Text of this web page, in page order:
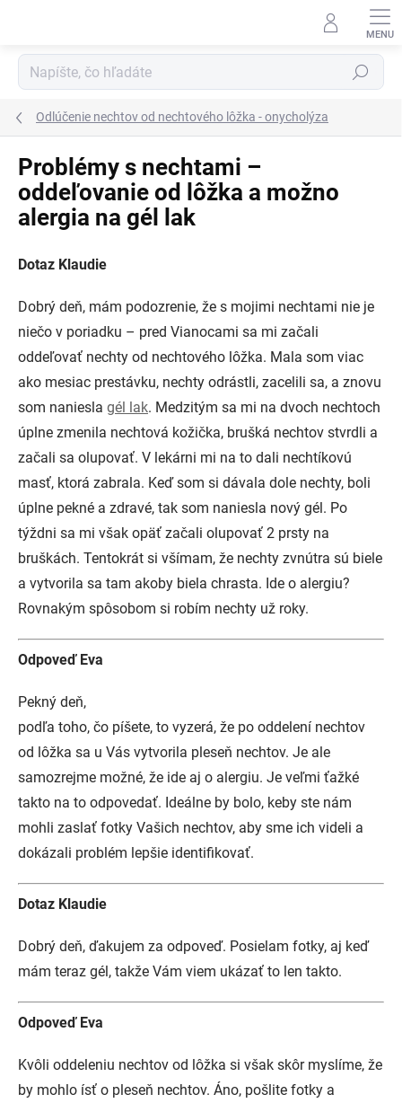
Hľadať
Odlúčenie nechtov od nechtového lôžka - onycholýza
Problémy s nechtami –
oddeľovanie od lôžka a možno
alergia na gél lak
Dotaz Klaudie
Dobrý deň, mám podozrenie, že s mojimi nechtami nie je
niečo v poriadku – pred Vianocami sa mi začali
oddeľovať nechty od nechtového lôžka. Mala som viac
ako mesiac prestávku, nechty odrástli, zacelili sa, a znovu
som naniesla gél lak. Medzitým sa mi na dvoch nechtoch
úplne zmenila nechtová kožička, brušká nechtov stvrdli a
začali sa olupovať. V lekárni mi na to dali nechtíkovú
masť, ktorá zabrala. Keď som si dávala dole nechty, boli
úplne pekné a zdravé, tak som naniesla nový gél. Po
týždni sa mi však opäť začali olupovať 2 prsty na
bruškách. Tentokrát si všímam, že nechty zvnútra sú biele
a vytvorila sa tam akoby biela chrasta. Ide o alergiu?
Rovnakým spôsobom si robím nechty už roky.
Odpoveď Eva
Pekný deň,
podľa toho, čo píšete, to vyzerá, že po oddelení nechtov
od lôžka sa u Vás vytvorila pleseň nechtov. Je ale
samozrejme možné, že ide aj o alergiu. Je veľmi ťažké
takto na to odpovedať. Ideálne by bolo, keby ste nám
mohli zaslať fotky Vašich nechtov, aby sme ich videli a
dokázali problém lepšie identifikovať.
Dotaz Klaudie
Dobrý deň, ďakujem za odpoveď. Posielam fotky, aj keď
mám teraz gél, takže Vám viem ukázať to len takto.
Odpoveď Eva
Kvôli oddeleniu nechtov od lôžka si však skôr myslíme, že
by mohlo ísť o pleseň nechtov. Áno, pošlite fotky a